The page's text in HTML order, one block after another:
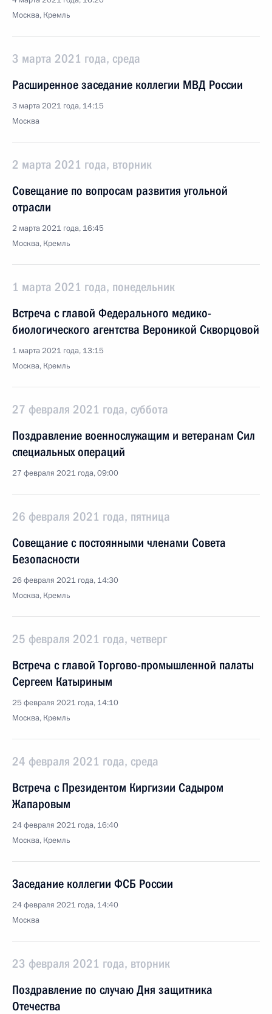
Москва, Кремль
3 марта 2021 года, среда
Расширенное заседание коллегии МВД России
3 марта 2021 года, 14:15
Москва
2 марта 2021 года, вторник
Совещание по вопросам развития угольной
отрасли
2 марта 2021 года, 16:45
Москва, Кремль
1 марта 2021 года, понедельник
Встреча с главой Федерального медико-
биологического агентства Вероникой Скворцовой
1 марта 2021 года, 13:15
Москва, Кремль
27 февраля 2021 года, суббота
Поздравление военнослужащим и ветеранам Сил
специальных операций
27 февраля 2021 года, 09:00
26 февраля 2021 года, пятница
Совещание с постоянными членами Совета
Безопасности
26 февраля 2021 года, 14:30
Москва, Кремль
25 февраля 2021 года, четверг
Встреча с главой Торгово-промышленной палаты
Сергеем Катыриным
25 февраля 2021 года, 14:10
Москва, Кремль
24 февраля 2021 года, среда
Встреча с Президентом Киргизии Садыром
Жапаровым
24 февраля 2021 года, 16:40
Москва, Кремль
Заседание коллегии ФСБ России
24 февраля 2021 года, 14:40
Москва
23 февраля 2021 года, вторник
Поздравление по случаю Дня защитника
Отечества